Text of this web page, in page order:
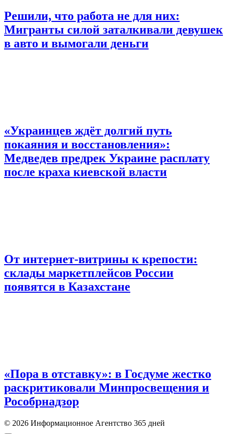
Решили, что работа не для них:
Мигранты силой заталкивали девушек
в авто и вымогали деньги
«Украинцев ждёт долгий путь
покаяния и восстановления»:
Медведев предрек Украине расплату
после краха киевской власти
От интернет-витрины к крепости:
склады маркетплейсов России
появятся в Казахстане
«Пора в отставку»: в Госдуме жестко
раскритиковали Минпросвещения и
Рособрнадзор
© 2026 Информационное Агентство 365 дней